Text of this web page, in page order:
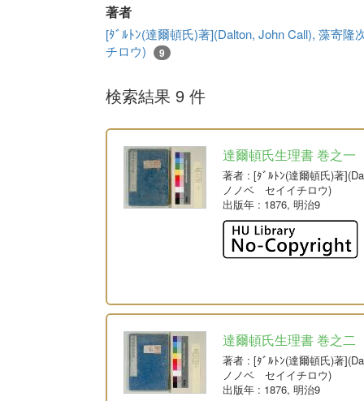
著者
[ﾀﾞﾙﾄﾝ(達爾頓氏)著](Dalton, John Call), 藻寄
チロウ)
9
検索結果 9 件
達爾頓氏生理書 巻之一
著者 : [ﾀﾞﾙﾄﾝ(達爾頓氏)著
ノノベ セイイチロウ)
出版年 : 1876, 明治9
達爾頓氏生理書 巻之二
著者 : [ﾀﾞﾙﾄﾝ(達爾頓氏)著
ノノベ セイイチロウ)
出版年 : 1876, 明治9